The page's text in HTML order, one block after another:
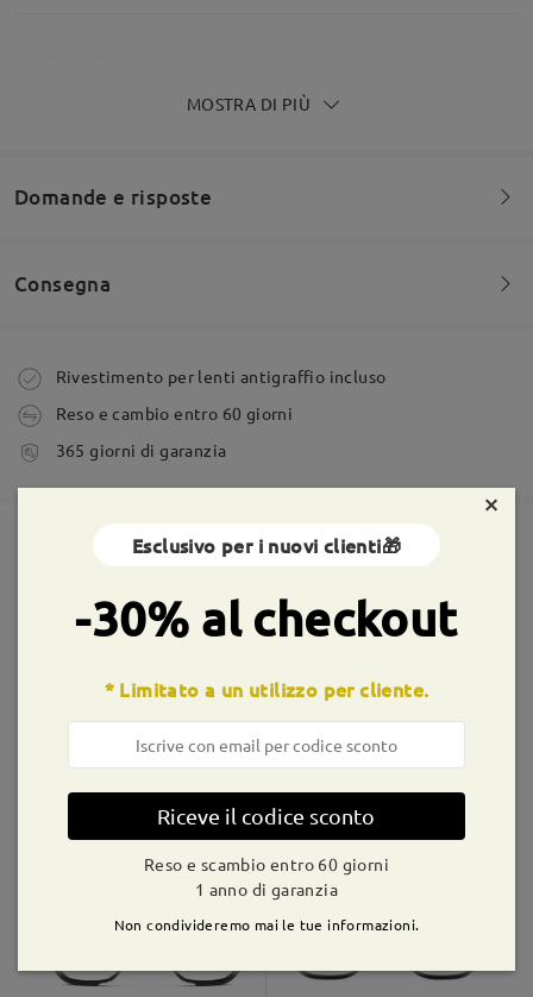
Adoro gli occhiali! Esattamente quello che volevo.
byMilo on Jan 24 , 2023
MOSTRA DI PIÙ
Domande e risposte
Siete invitati a lasciare qualsiasi commento sulla montatura.
Consegna
Ordine effettuato
tempi di spedizione
Spedito
shipping time
Rivestimento per lenti antigraffio incluso
Reso e cambio entro 60 giorni
365 giorni di garanzia
M10487 €14,99
×
Esclusivo per i nuovi clienti🎁
-30% al checkout
* Limitato a un utilizzo per cliente.
Riceve il codice sconto
Reso e scambio entro 60 giorni
1 anno di garanzia
Non condivideremo mai le tue informazioni.